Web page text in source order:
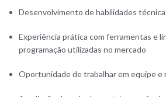
Desenvolvimento de habilidades
Experiência prática com ferramentas e
programação utilizadas no mercado
Oportunidade de trabalhar em equipe e